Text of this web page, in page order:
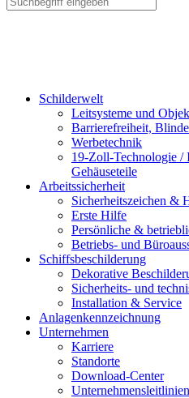
Schilderwelt
Leitsysteme und
Barrierefreiheit,
Werbetechnik
19-Zoll-Technologie /
Gehäuseteile
Arbeitssicherheit
Sicherheitszeichen &
Erste Hilfe
Persönliche &
Betriebs- und
Schiffsbeschilderung
Dekorative
Sicherheits- und
Installation & Service
Anlagenkennzeichnung
Unternehmen
Karriere
Standorte
Download-Center
Unternehmensleitlinien